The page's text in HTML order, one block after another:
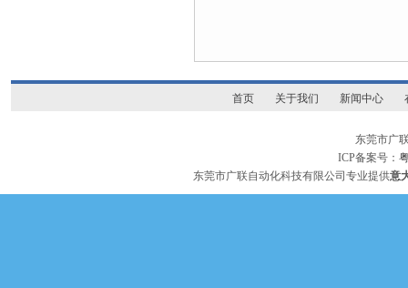
首页 关于我们 新闻中心
东莞市广
ICP备案号：
东莞市广联自动化科技有限公司专业提供意